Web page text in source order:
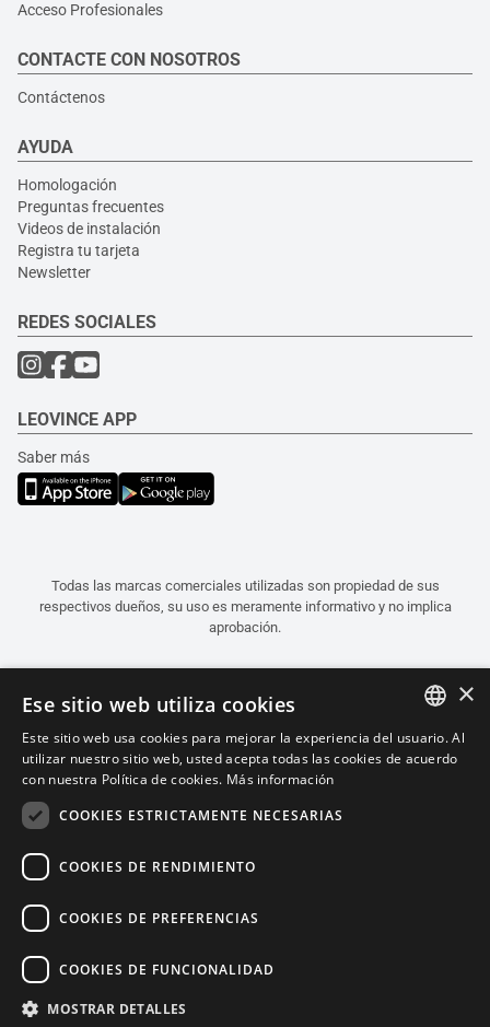
Acceso Profesionales
CONTACTE CON NOSOTROS
Contáctenos
AYUDA
Homologación
Preguntas frecuentes
Videos de instalación
Registra tu tarjeta
Newsletter
REDES SOCIALES
LEOVINCE APP
Saber más
Todas las marcas comerciales utilizadas son propiedad de sus
respectivos dueños, su uso es meramente informativo y no implica
aprobación.
Política de Confidencialidad
ITALIAN
×
Ese sitio web utiliza cookies
Este sitio web usa cookies para mejorar la experiencia del usuario. Al
utilizar nuestro sitio web, usted acepta todas las cookies de acuerdo
con nuestra Política de cookies. Más información
COOKIES ESTRICTAMENTE NECESARIAS
COOKIES DE RENDIMIENTO
COOKIES DE PREFERENCIAS
COOKIES DE FUNCIONALIDAD
MOSTRAR DETALLES